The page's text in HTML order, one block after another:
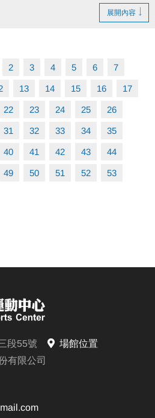
必須能獨立完成25公尺游泳能
防溺自救與求生、游泳基本
展開內容
2 3 4 5 6 7
13 14 15 16 17
22 23 24 25 26
31 32 33 34 35
40 41 42 43 44
49 50 51 52 53
段55號
場館位置
有限公司